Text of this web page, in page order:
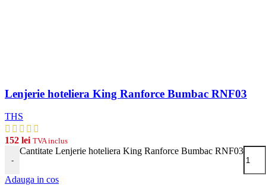
Lenjerie hoteliera King Ranforce Bumbac RNF03
THS
152 lei TVA inclus
-
Cantitate Lenjerie hoteliera King Ranforce Bumbac RNF03
Adauga in cos